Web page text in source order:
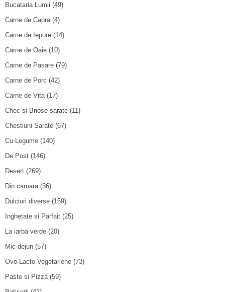
Bucataria Lumii (49)
Carne de Capra (4)
Carne de Iepure (14)
Carne de Oaie (10)
Carne de Pasare (79)
Carne de Porc (42)
Carne de Vita (17)
Chec si Briose sarate (11)
Chestiuni Sarate (67)
Cu Legume (140)
De Post (146)
Desert (269)
Din camara (36)
Dulciuri diverse (159)
Inghetate si Parfait (25)
La iarba verde (20)
Mic-dejun (57)
Ovo-Lacto-Vegetariene (73)
Paste si Pizza (59)